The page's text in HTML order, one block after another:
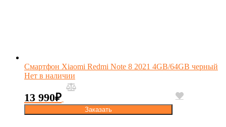
Смартфон Xiaomi Redmi Note 8 2021 4GB/64GB черный
Нет в наличии
13 990₽
Заказать